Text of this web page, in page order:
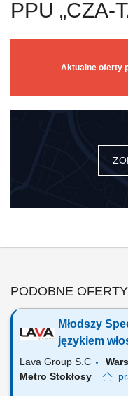
PPU „CZA-
Aktualne oferty
PODOBNE OFERTY
Młodszy
językiem
Lava Group S.C
Metro Stokłosy